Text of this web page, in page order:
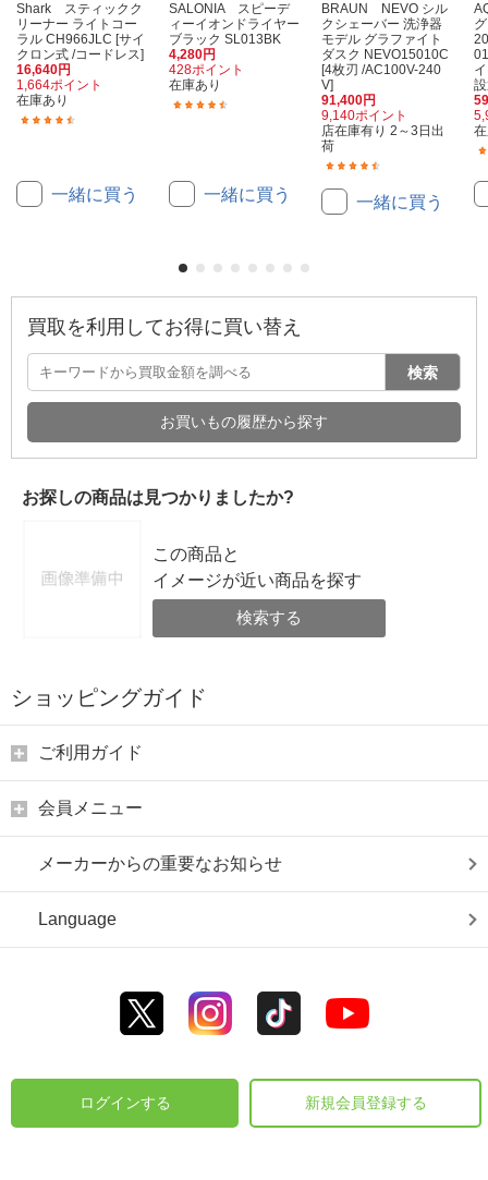
Shark スティックク
リーナー ライトコー
ラル CH966JLC [サイ
クロン式 /コードレス]
16,640円
1,664ポイント
在庫あり
一緒に買う
SALONIA スピーデ
ィーイオンドライヤー
ブラック SL013BK
4,280円
428ポイント
在庫あり
一緒に買う
BRAUN NEVO シル
クシェーバー 洗浄器
モデル グラファイト
ダスク NEVO15010C
[4枚刃 /AC100V-240
V]
91,400円
9,140ポイント
店在庫有り 2～3日出
荷
一緒に買う
買取を利用してお得に買い替え
検索
お買いもの履歴から探す
お探しの商品は見つかりましたか?
この商品と
イメージが近い商品を探す
検索する
ショッピングガイド
ご利用ガイド
会員メニュー
メーカーからの重要なお知らせ
Language
ログインする 新規会員登録する